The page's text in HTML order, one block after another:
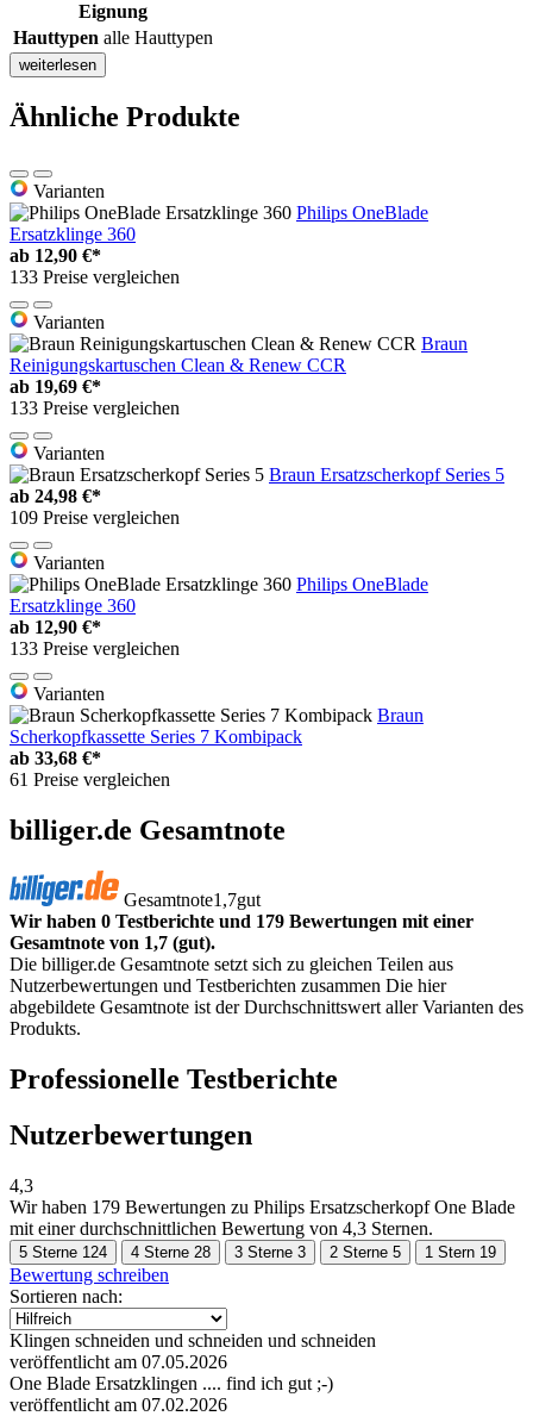
Eignung
Hauttypen alle Hauttypen
weiterlesen
Ähnliche Produkte
Varianten
Philips OneBlade
Ersatzklinge 360
ab 12,90 €*
133 Preise vergleichen
Varianten
Braun
Reinigungskartuschen Clean & Renew CCR
ab 19,69 €*
133 Preise vergleichen
Varianten
Braun Ersatzscherkopf Series 5
ab 24,98 €*
109 Preise vergleichen
Varianten
Philips OneBlade
Ersatzklinge 360
ab 12,90 €*
133 Preise vergleichen
Varianten
Braun
Scherkopfkassette Series 7 Kombipack
ab 33,68 €*
61 Preise vergleichen
billiger.de Gesamtnote
Gesamtnote1,7gut
Wir haben 0 Testberichte und 179 Bewertungen mit einer
Gesamtnote von 1,7 (gut).
Die billiger.de Gesamtnote setzt sich zu gleichen Teilen aus
Nutzerbewertungen und Testberichten zusammen Die hier
abgebildete Gesamtnote ist der Durchschnittswert aller Varianten des
Produkts.
Professionelle Testberichte
Nutzerbewertungen
4,3
Wir haben 179 Bewertungen zu Philips Ersatzscherkopf One Blade
mit einer durchschnittlichen Bewertung von 4,3 Sternen.
5 Sterne 124 4 Sterne 28 3 Sterne 3 2 Sterne 5 1 Stern 19
Bewertung schreiben
Sortieren nach:
Klingen schneiden und schneiden und schneiden
veröffentlicht am 07.05.2026
One Blade Ersatzklingen .... find ich gut ;-)
veröffentlicht am 07.02.2026